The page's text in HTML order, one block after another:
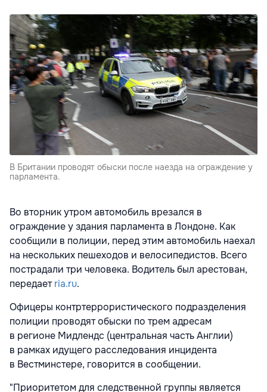
В Британии проводят обыски после наезда на ограждение у
парламента.
Во вторник утром автомобиль врезался в
ограждение у здания парламента в Лондоне. Как
сообщили в полиции, перед этим автомобиль наехал
на нескольких пешеходов и велосипедистов. Всего
пострадали три человека. Водитель был арестован,
передаетria.ru.
Офицеры контртеррористического подразделения
полиции проводят обыски по трем адресам
в регионе Мидлендс (центральная часть Англии)
в рамках идущего расследования инцидента
в Вестминстере, говорится в сообщении.
"Приоритетом для следственной группы является